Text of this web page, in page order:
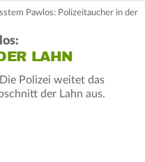
Pawlos: Polizeitaucher in der
LAHN
Polizei weitet das
der Lahn aus.